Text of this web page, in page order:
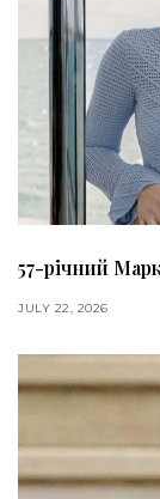
57-річний
JULY 22, 2026